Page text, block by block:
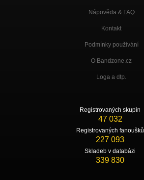
Nápověda & FAQ
Kontakt
Podmínky používání
O Bandzone.cz
Loga a dtp.
Registrovaných skupin
47 032
Registrovaných fanoušků
227 093
Skladeb v databázi
339 830